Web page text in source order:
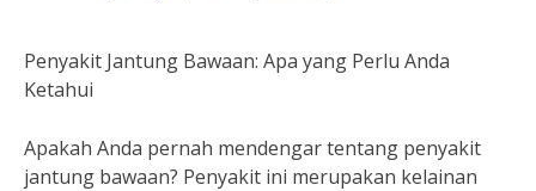
Penyakit Jantung Bawaan: Apa yang Perlu Anda
Ketahui
Apakah Anda pernah mendengar tentang penyakit
jantung bawaan? Penyakit ini merupakan kelainan